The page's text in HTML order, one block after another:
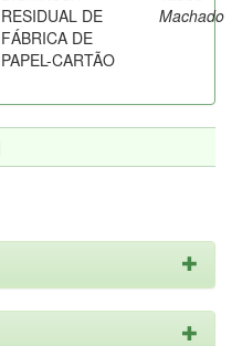
RESIDUAL DE
FÁBRICA DE
PAPEL-CARTÃO
Machado